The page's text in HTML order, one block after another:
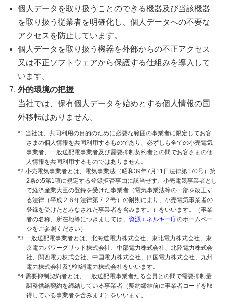
個人データを取り扱うことのできる機器及び当該機器
を取り扱う従業者を明確化し、個人データへの不要な
アクセスを防止しています。
個人データを取り扱う機器を外部からの不正アクセス
又は不正ソフトウェアから保護する仕組みを導入して
います。
外的環境の把握
当社では、保有個人データを始めとする個人情報の国
外移転はありません。
*1 当社は、共同利用の目的のために必要な範囲の事業者に限定してお客
さまの個人情報を共同利用するものであり、必ずしも全ての小売電気
事業者、一般送配電事業者及び需要抑制契約者との間でお客さまの個
人情報を共同利用するものではありません。
*2 小売電気事業者とは、電気事業法（昭和39年7月11日法律第170号）第
2条の5第1項に規定する登録拒否事由に該当せず、小売電気事業者とし
て経済産業大臣の登録を受けた事業者（電気事業法等の一部を改正す
る法律（平成２６年法律第７２号）の附則により、小売電気事業者の
登録を受けたとみなされた事業者を含みます。）をいいます。（事業
者の名称、所在地等につきましては、 資源エネルギー庁のホームペー
ジをご参照ください）
*3 一般送配電事業者とは、北海道電力株式会社、東北電力株式会社、東
京電力パワーグリッド株式会社、中部電力株式会社、北陸電力株式会
社、関西電力株式会社、中国電力株式会社、四国電力株式会社、九州
電力株式会社及び沖縄電力株式会社をいいます。
*4 需要抑制契約者とは、一般送配電事業者たる会員との間で需要抑制量
調整供給契約を締結している事業者（契約締結前に事業者コードを取
得している事業者を含みます）をいいます。